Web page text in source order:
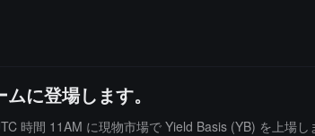
に登場します。
時間 11AM に現物市場で Yield Basis (YB) を上場